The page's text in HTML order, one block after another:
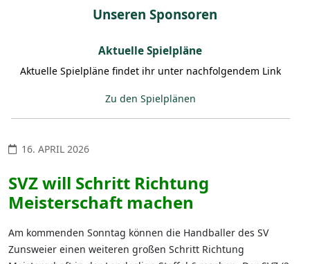
Unseren Sponsoren
Aktuelle Spielpläne
Aktuelle Spielpläne findet ihr unter nachfolgendem Link
Zu den Spielplänen
16. APRIL 2026
SVZ will Schritt Richtung
Meisterschaft machen
Am kommenden Sonntag können die Handballer des SV
Zunsweier einen weiteren großen Schritt Richtung